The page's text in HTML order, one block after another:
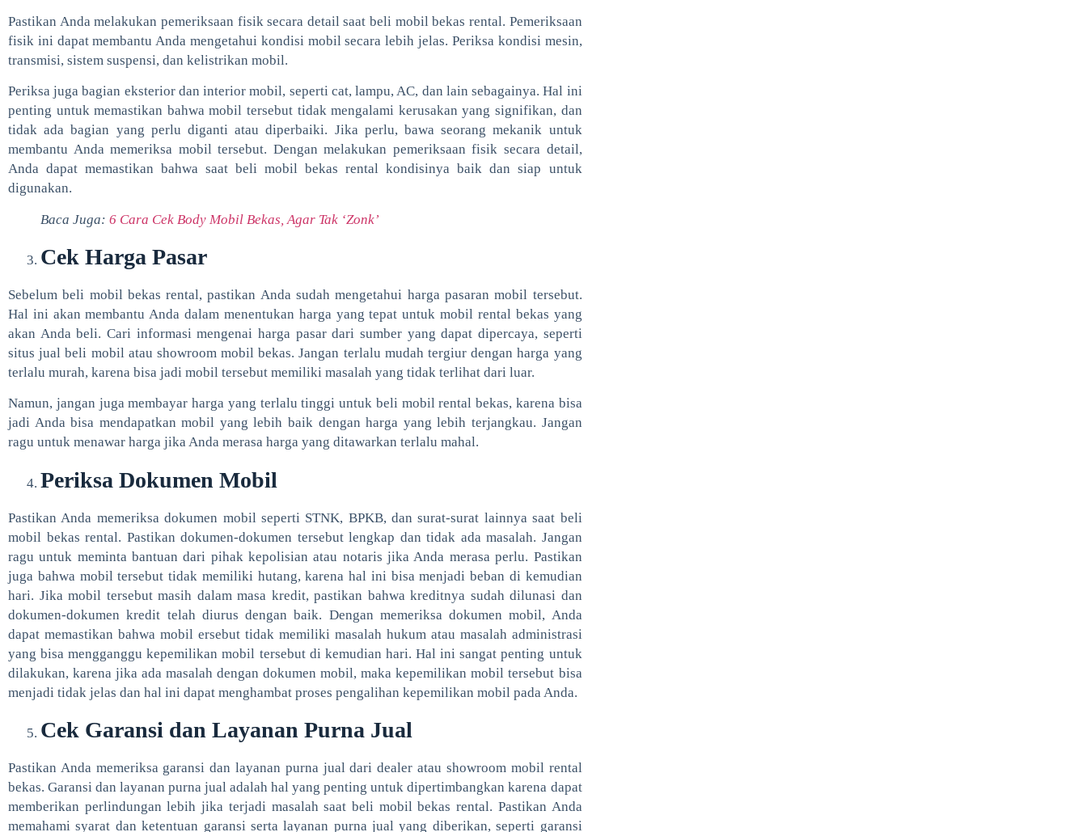
Pastikan Anda melakukan pemeriksaan fisik secara detail saat beli mobil bekas rental. Pemeriksaan
fisik ini dapat membantu Anda mengetahui kondisi mobil secara lebih jelas. Periksa kondisi mesin,
transmisi, sistem suspensi, dan kelistrikan mobil.
Periksa juga bagian eksterior dan interior mobil, seperti cat, lampu, AC, dan lain sebagainya. Hal ini
penting untuk memastikan bahwa mobil tersebut tidak mengalami kerusakan yang signifikan, dan
tidak ada bagian yang perlu diganti atau diperbaiki. Jika perlu, bawa seorang mekanik untuk
membantu Anda memeriksa mobil tersebut. Dengan melakukan pemeriksaan fisik secara detail,
Anda dapat memastikan bahwa saat beli mobil bekas rental kondisinya baik dan siap untuk
digunakan.
Baca Juga: 6 Cara Cek Body Mobil Bekas, Agar Tak ‘Zonk’
Cek Harga Pasar
Sebelum beli mobil bekas rental, pastikan Anda sudah mengetahui harga pasaran mobil tersebut.
Hal ini akan membantu Anda dalam menentukan harga yang tepat untuk mobil rental bekas yang
akan Anda beli. Cari informasi mengenai harga pasar dari sumber yang dapat dipercaya, seperti
situs jual beli mobil atau showroom mobil bekas. Jangan terlalu mudah tergiur dengan harga yang
terlalu murah, karena bisa jadi mobil tersebut memiliki masalah yang tidak terlihat dari luar.
Namun, jangan juga membayar harga yang terlalu tinggi untuk beli mobil rental bekas, karena bisa
jadi Anda bisa mendapatkan mobil yang lebih baik dengan harga yang lebih terjangkau. Jangan
ragu untuk menawar harga jika Anda merasa harga yang ditawarkan terlalu mahal.
Periksa Dokumen Mobil
Pastikan Anda memeriksa dokumen mobil seperti STNK, BPKB, dan surat-surat lainnya saat beli
mobil bekas rental. Pastikan dokumen-dokumen tersebut lengkap dan tidak ada masalah. Jangan
ragu untuk meminta bantuan dari pihak kepolisian atau notaris jika Anda merasa perlu. Pastikan
juga bahwa mobil tersebut tidak memiliki hutang, karena hal ini bisa menjadi beban di kemudian
hari. Jika mobil tersebut masih dalam masa kredit, pastikan bahwa kreditnya sudah dilunasi dan
dokumen-dokumen kredit telah diurus dengan baik. Dengan memeriksa dokumen mobil, Anda
dapat memastikan bahwa mobil ersebut tidak memiliki masalah hukum atau masalah administrasi
yang bisa mengganggu kepemilikan mobil tersebut di kemudian hari. Hal ini sangat penting untuk
dilakukan, karena jika ada masalah dengan dokumen mobil, maka kepemilikan mobil tersebut bisa
menjadi tidak jelas dan hal ini dapat menghambat proses pengalihan kepemilikan mobil pada Anda.
Cek Garansi dan Layanan Purna Jual
Pastikan Anda memeriksa garansi dan layanan purna jual dari dealer atau showroom mobil rental
bekas. Garansi dan layanan purna jual adalah hal yang penting untuk dipertimbangkan karena dapat
memberikan perlindungan lebih jika terjadi masalah saat beli mobil bekas rental. Pastikan Anda
memahami syarat dan ketentuan garansi serta layanan purna jual yang diberikan, seperti garansi